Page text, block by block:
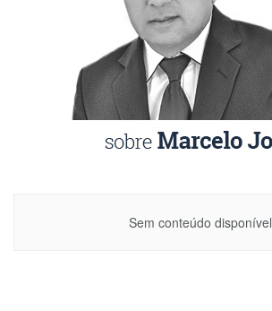
Sem conteúdo disponível